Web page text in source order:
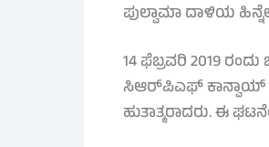
ಪುಲ್ವಾಮಾ ದಾಳಿಯ
14 ಫೆಬ್ರವರಿ 2019
ಸಿಆರ್‌ಪಿಎಫ್ ಕಾನ್ವಾಯ್
ಹುತಾತ್ಮರಾದರು. ಈ